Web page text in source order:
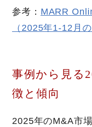
参考： MARR
（2025年1-12月
事例から見る
徴と傾向
2025年のM&A市